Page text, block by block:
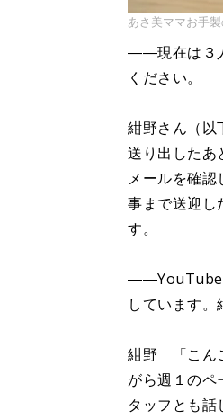
あさ美ママお手
――現在は３
ください。
紺野さん（
送り出したあ
メールを確
事まで送迎し
す。
――YouTube
しています
紺野 「こん
がら週１のペ
タッフとも